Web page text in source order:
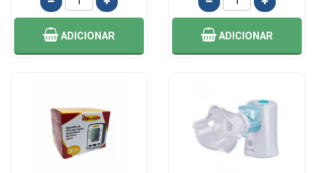
ADICIONAR ADICIONAR